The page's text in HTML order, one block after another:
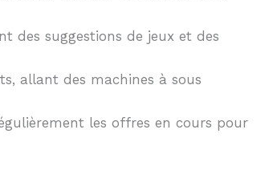
des suggestions de jeux et des
allant des machines à sous
les offres en cours pour